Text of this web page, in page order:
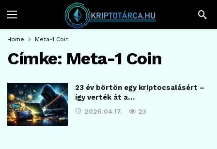
Home Meta-1 Coin
Címke: Meta-1 Coin
23 év börtön egy kriptocsalásért –
így verték át a…
2026.04.17. 23